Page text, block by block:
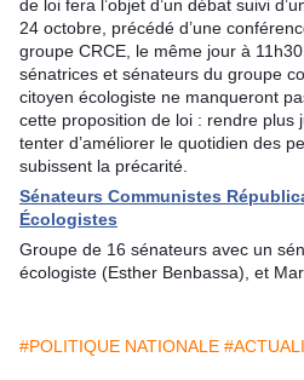
de loi fera l’objet d’un débat suivi
24 octobre, précédé d’une
groupe CRCE, le même jour à
sénatrices et sénateurs du groupe
citoyen écologiste ne manqueront
cette proposition de loi : rendre plus
tenter d’améliorer le quotidien des
subissent la précarité.
Sénateurs Communistes
Écologistes
Groupe de 16 sénateurs avec un
écologiste (Esther Benbassa), et
#POLITIQUE NATIONALE